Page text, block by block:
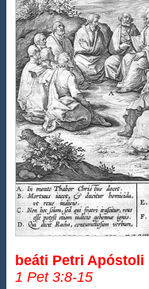
beáti Petri Apóstoli
1 Pet 3:8-15